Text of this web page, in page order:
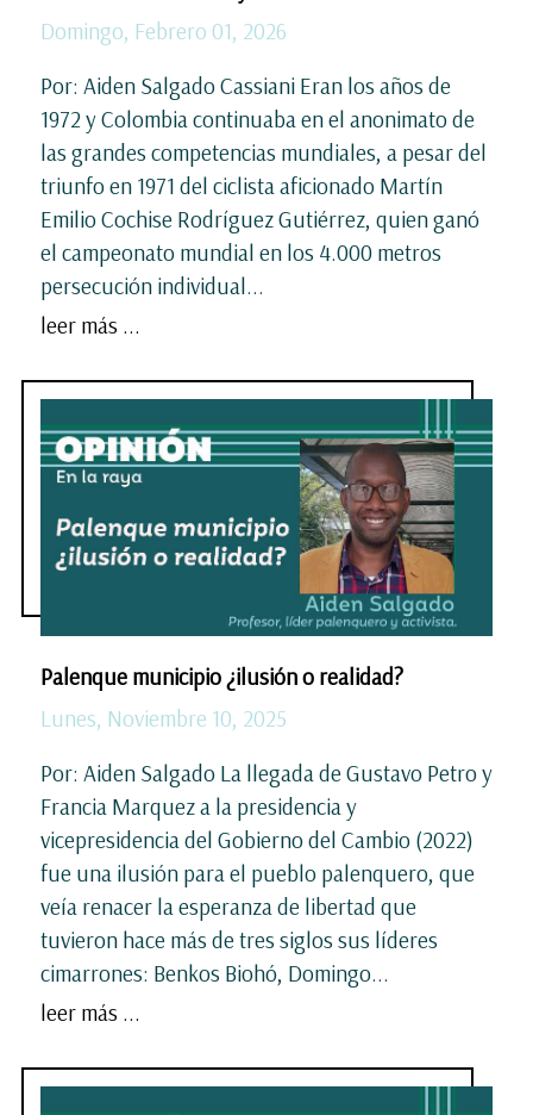
Domingo, Febrero 01, 2026
Por: Aiden Salgado Cassiani Eran los años de
1972 y Colombia continuaba en el anonimato de
las grandes competencias mundiales, a pesar del
triunfo en 1971 del ciclista aficionado Martín
Emilio Cochise Rodríguez Gutiérrez, quien ganó
el campeonato mundial en los 4.000 metros
persecución individual...
leer más ...
Palenque municipio ¿ilusión o realidad?
Lunes, Noviembre 10, 2025
Por: Aiden Salgado La llegada de Gustavo Petro y
Francia Marquez a la presidencia y
vicepresidencia del Gobierno del Cambio (2022)
fue una ilusión para el pueblo palenquero, que
veía renacer la esperanza de libertad que
tuvieron hace más de tres siglos sus líderes
cimarrones: Benkos Biohó, Domingo...
leer más ...